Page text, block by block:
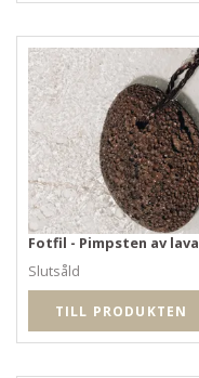
Fotfil - Pimpsten av lava
Slutsåld
TILL PRODUKTEN